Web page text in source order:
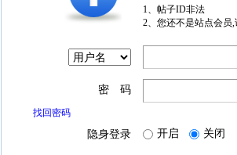
1、帖子ID非法
2、您还不是站点会员
密 码
找回密码
隐身登录 开启 关闭